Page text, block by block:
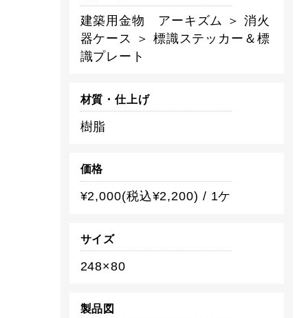
建築用金物 アーキズム ＞ 消火
器ケース ＞ 標識ステッカー＆標
識プレート
材質・仕上げ
樹脂
価格
¥2,000(税込¥2,200) / 1ケ
サイズ
248×80
製品図